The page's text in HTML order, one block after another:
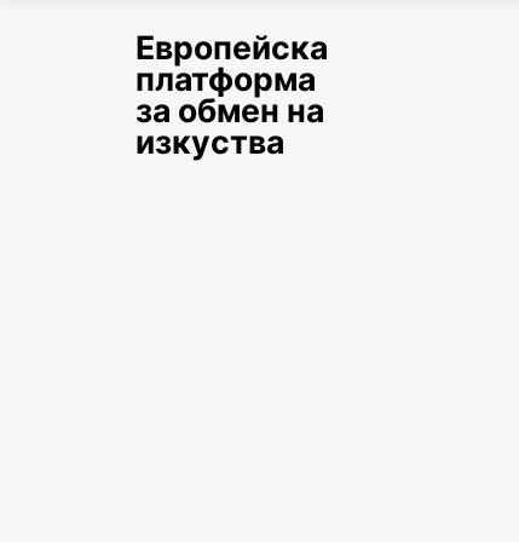
Европейска
платформа
за обмен на
изкуства